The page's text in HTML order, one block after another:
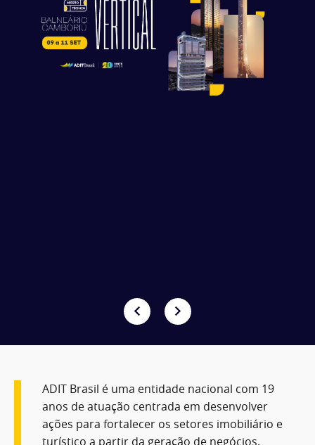
ADIT Brasil é uma entidade nacional com 19
anos de atuação centrada em desenvolver
ações para fortalecer os setores imobiliário e
turístico a partir da geração de negócios,